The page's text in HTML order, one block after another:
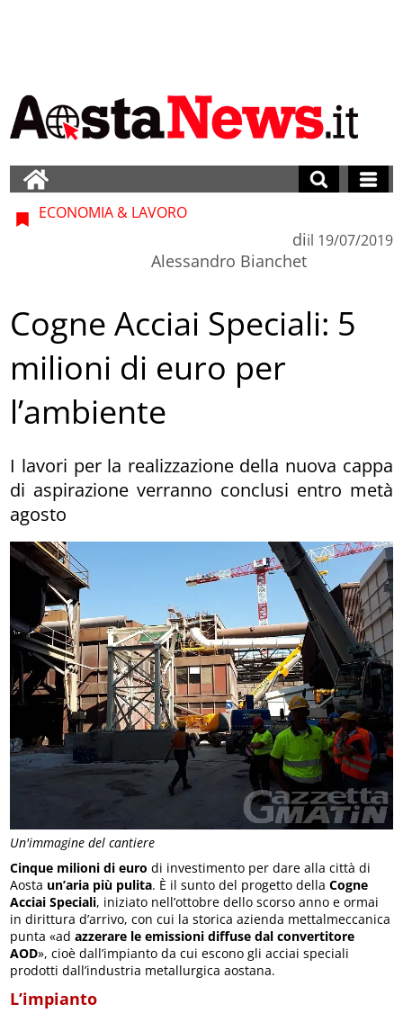
Un'immagine del cantiere
ECONOMIA & LAVORO
di
Alessandro Bianchet
il 19/07/2019
Cogne Acciai Speciali: 5
milioni di euro per
l’ambiente
I lavori per la realizzazione della nuova cappa
di aspirazione verranno conclusi entro metà
agosto
Cinque milioni di euro di investimento per dare alla città di
Aosta un’aria più pulita. È il sunto del progetto dellaCogne
Acciai Speciali, iniziato nell’ottobre dello scorso anno e ormai
in dirittura d’arrivo, con cui la storica azienda mettalmeccanica
punta «adazzerare le emissioni diffuse dal convertitore
AOD», cioè dall’impianto da cui escono gli acciai speciali
prodotti dall’industria metallurgica aostana.
L’impianto